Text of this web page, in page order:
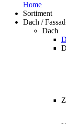
Home
Sortiment
Dach /
Dach